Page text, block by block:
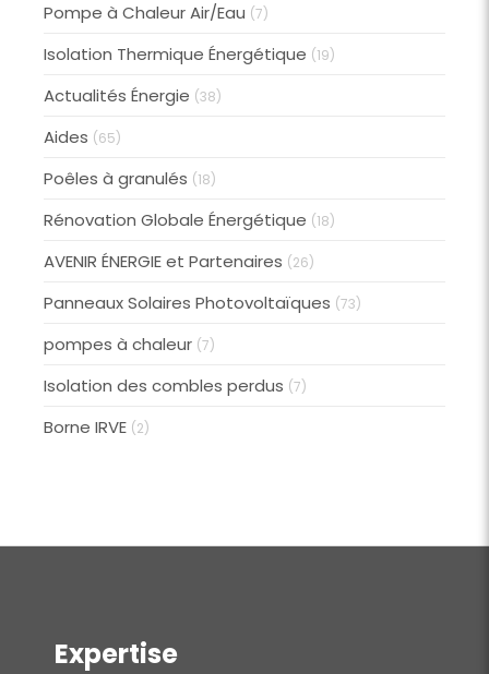
Pompe à Chaleur Air/Eau (7)
Isolation Thermique Énergétique (19)
Actualités Énergie (38)
Aides (65)
Poêles à granulés (18)
Rénovation Globale Énergétique (18)
AVENIR ÉNERGIE et Partenaires (26)
Panneaux Solaires Photovoltaïques (73)
pompes à chaleur (7)
Isolation des combles perdus (7)
Borne IRVE (2)
Expertise